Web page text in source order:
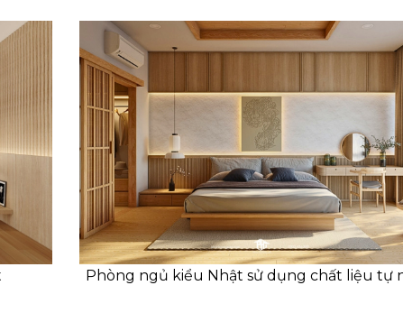
Phòng ngủ kiểu Nhật sử dụng chất liệu tự